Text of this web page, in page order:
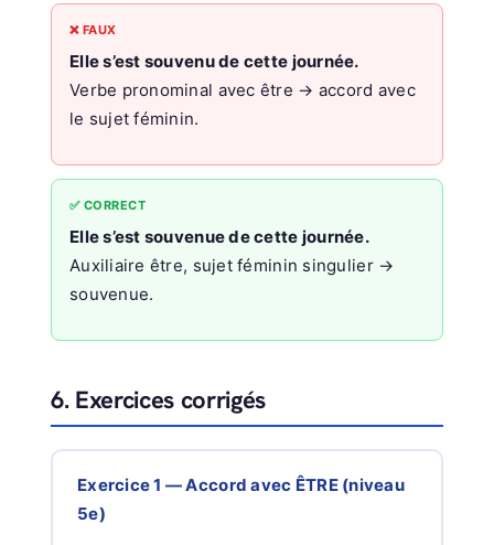
❌ FAUX
Elle s’est souvenu de cette journée.
Verbe pronominal avec être → accord avec
le sujet féminin.
✅ CORRECT
Elle s’est souvenue de cette journée.
Auxiliaire être, sujet féminin singulier →
souvenue.
6. Exercices corrigés
Exercice 1 — Accord avec ÊTRE (niveau
5e)